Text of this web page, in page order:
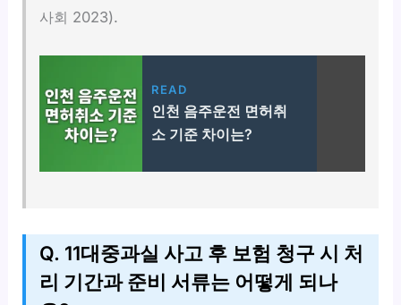
사회 2023).
READ
인천 음주운전 면허취
소 기준 차이는?
Q. 11대중과실 사고 후 보험 청구 시 처
리 기간과 준비 서류는 어떻게 되나